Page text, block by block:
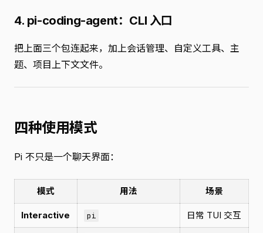
4. pi-coding-agent：CLI 入口
把上面三个包连起来，加上会话管理、自定义工具、主
题、项目上下文文件。
四种使用模式
Pi 不只是一个聊天界面：
模式 用法 场景
Interactive pi 日常 TUI 交互